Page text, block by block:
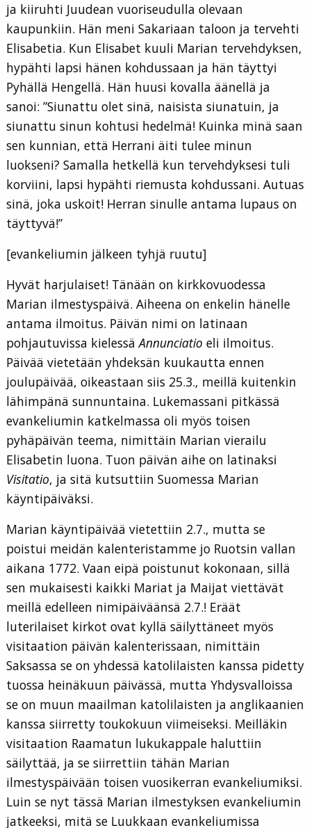
ja kiiruhti Juudean vuoriseudulla olevaan
kaupunkiin. Hän meni Sakariaan taloon ja tervehti
Elisabetia. Kun Elisabet kuuli Marian tervehdyksen,
hypähti lapsi hänen kohdussaan ja hän täyttyi
Pyhällä Hengellä. Hän huusi kovalla äänellä ja
sanoi: ”Siunattu olet sinä, naisista siunatuin, ja
siunattu sinun kohtusi hedelmä! Kuinka minä saan
sen kunnian, että Herrani äiti tulee minun
luokseni? Samalla hetkellä kun tervehdyksesi tuli
korviini, lapsi hypähti riemusta kohdussani. Autuas
sinä, joka uskoit! Herran sinulle antama lupaus on
täyttyvä!”
[evankeliumin jälkeen tyhjä ruutu]
Hyvät harjulaiset! Tänään on kirkkovuodessa
Marian ilmestyspäivä. Aiheena on enkelin hänelle
antama ilmoitus. Päivän nimi on latinaan
pohjautuvissa kielessäAnnunciatio eli ilmoitus.
Päivää vietetään yhdeksän kuukautta ennen
joulupäivää, oikeastaan siis 25.3., meillä kuitenkin
lähimpänä sunnuntaina. Lukemassani pitkässä
evankeliumin katkelmassa oli myös toisen
pyhäpäivän teema, nimittäin Marian vierailu
Elisabetin luona. Tuon päivän aihe on latinaksi
Visitatio, ja sitä kutsuttiin Suomessa Marian
käyntipäiväksi.
Marian käyntipäivää vietettiin 2.7., mutta se
poistui meidän kalenteristamme jo Ruotsin vallan
aikana 1772. Vaan eipä poistunut kokonaan, sillä
sen mukaisesti kaikki Mariat ja Maijat viettävät
meillä edelleen nimipäiväänsä 2.7.! Eräät
luterilaiset kirkot ovat kyllä säilyttäneet myös
visitaation päivän kalenterissaan, nimittäin
Saksassa se on yhdessä katolilaisten kanssa pidetty
tuossa heinäkuun päivässä, mutta Yhdysvalloissa
se on muun maailman katolilaisten ja anglikaanien
kanssa siirretty toukokuun viimeiseksi. Meilläkin
visitaation Raamatun lukukappale haluttiin
säilyttää, ja se siirrettiin tähän Marian
ilmestyspäivään toisen vuosikerran evankeliumiksi.
Luin se nyt tässä Marian ilmestyksen evankeliumin
jatkeeksi, mitä se Luukkaan evankeliumissa